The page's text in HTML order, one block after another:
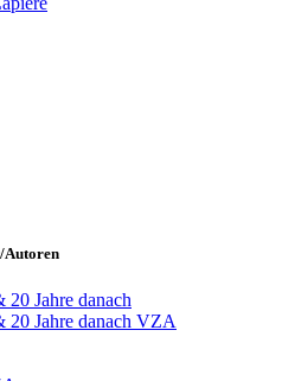
Autoren
20 Jahre danach
20 Jahre danach VZA